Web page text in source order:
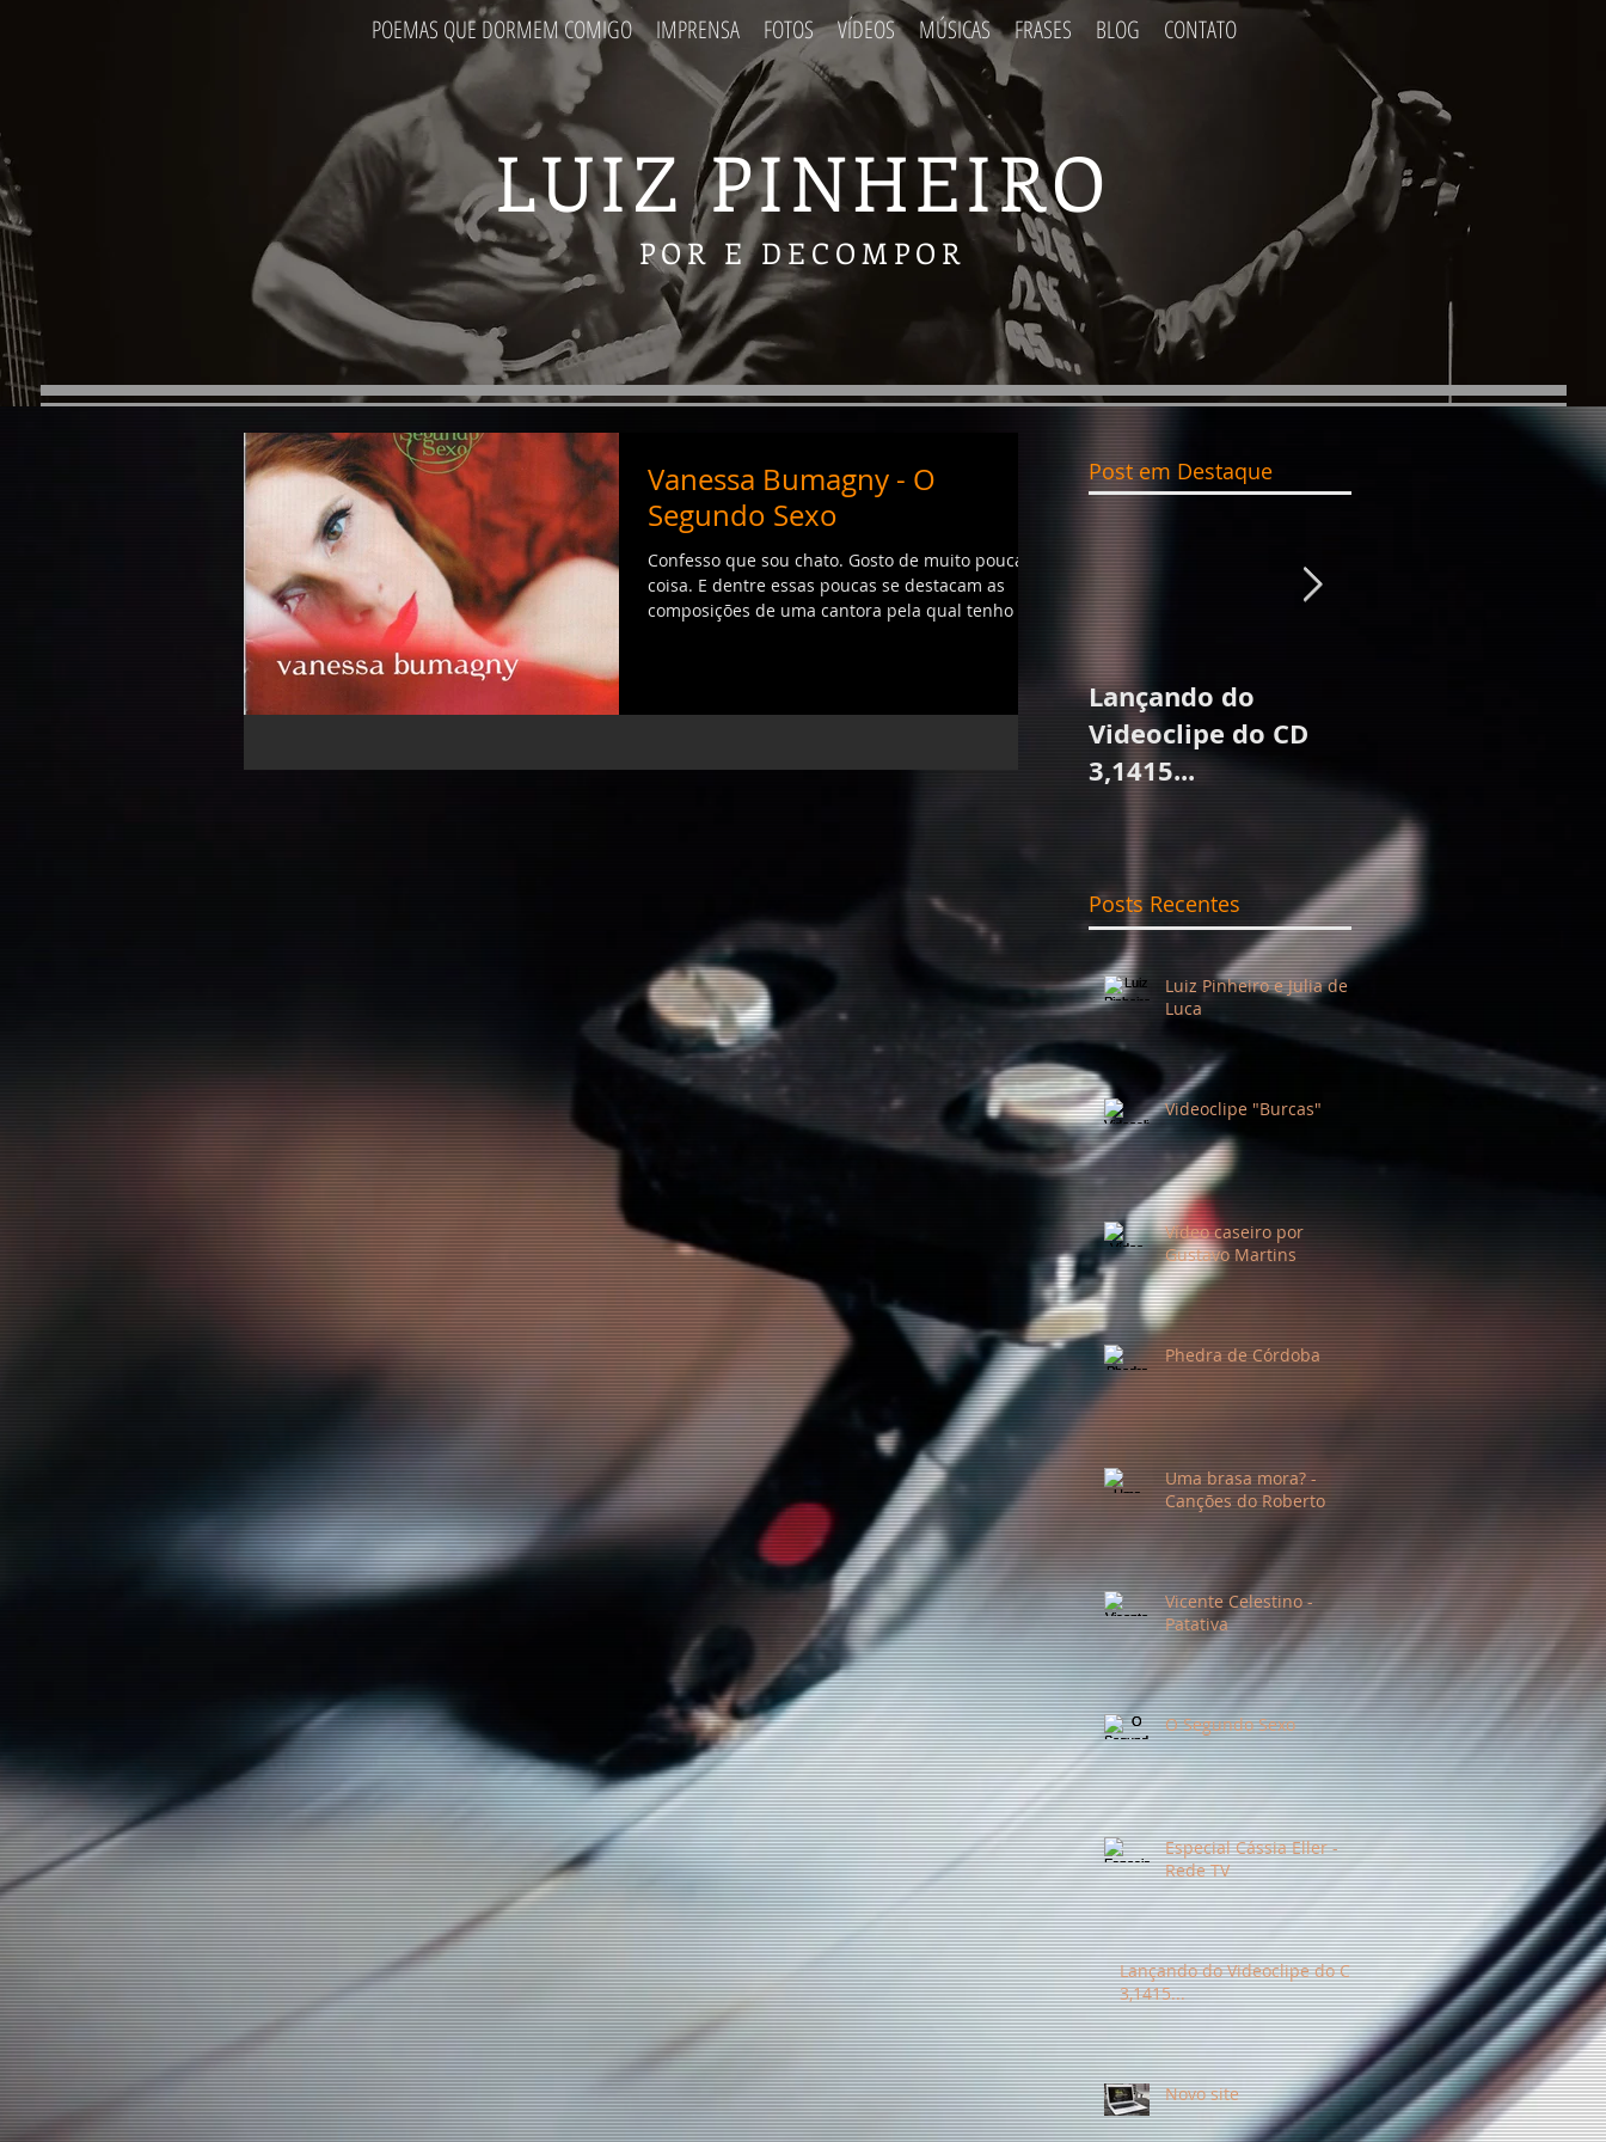
POEMAS QUE DORMEM COMIGO IMPRENSA FOTOS VÍDEOS MÚSICAS CONTATO
POEMAS QUE DORMEM COMIGO IMPRENSA FOTOS VÍDEOS MÚSICAS FRASES BLOG CONTATO
LUIZ PINHEIRO
POR E DECOMPOR
Vanessa Bumagny - O
Segundo Sexo
Confesso que sou chato. Gosto de muito pouca
coisa. E dentre essas poucas se destacam as
composições de uma cantora pela qual tenho a...
Luiz Pinheiro e Julia de
Luca
Videoclipe "Burcas"
Vídeo caseiro por
Gustavo Martins
Phedra de Córdoba
Uma brasa mora? -
Canções do Roberto
Vicente Celestino -
Patativa
O Segundo Sexo
Especial Cássia Eller -
Rede TV
Lançando do Videoclipe do CD
3,1415...
Novo site
Post em Destaque
Lançando do
Videoclipe do CD
3,1415...
Posts Recentes